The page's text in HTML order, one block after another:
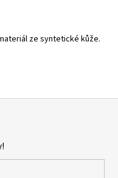
ze syntetické kůže.